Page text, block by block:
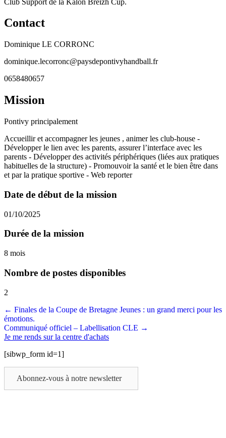
Contact
Dominique LE CORRONC
dominique.lecorronc@paysdepontivyhandball.fr
0658480657
Mission
Pontivy principalement
Accueillir et accompagner les jeunes , animer les club-house -
Développer le lien avec les parents, assurer l’interface avec les
parents - Développer des activités périphériques (liées aux pratiques
habituelles de la structure) - Promouvoir la santé et le bien être dans
et par la pratique sportive - Web reporter
Date de début de la mission
01/10/2025
Durée de la mission
8 mois
Nombre de postes disponibles
2
Posts
navigation
← Finales de la Coupe de Bretagne Jeunes : un grand merci pour les
émotions.
Communiqué officiel – Labellisation CLE →
Je me rends sur la centre d'achats
[sibwp_form id=1]
Abonnez-vous à notre newsletter